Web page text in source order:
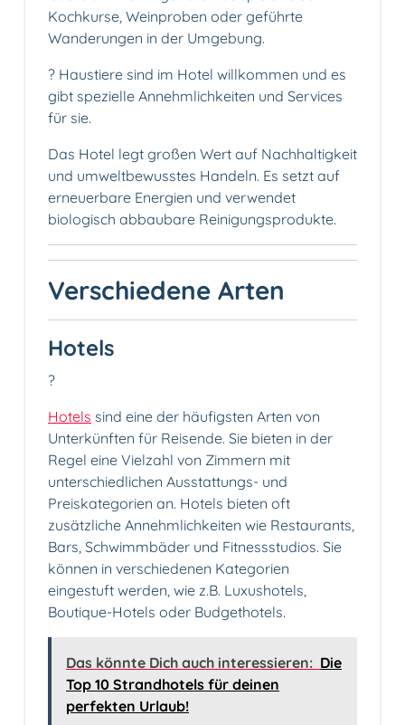
Kochkurse, Weinproben oder geführte
Wanderungen in der Umgebung.
? Haustiere sind im Hotel willkommen und es
gibt spezielle Annehmlichkeiten und Services
für sie.
Das Hotel legt großen Wert auf Nachhaltigkeit
und umweltbewusstes Handeln. Es setzt auf
erneuerbare Energien und verwendet
biologisch abbaubare Reinigungsprodukte.
Verschiedene Arten
Hotels
?
Hotels sind eine der häufigsten Arten von
Unterkünften für Reisende. Sie bieten in der
Regel eine Vielzahl von Zimmern mit
unterschiedlichen Ausstattungs- und
Preiskategorien an. Hotels bieten oft
zusätzliche Annehmlichkeiten wie Restaurants,
Bars, Schwimmbäder und Fitnessstudios. Sie
können in verschiedenen Kategorien
eingestuft werden, wie z.B. Luxushotels,
Boutique-Hotels oder Budgethotels.
Das könnte Dich auch interessieren: Die
Top 10 Strandhotels für deinen
perfekten Urlaub!